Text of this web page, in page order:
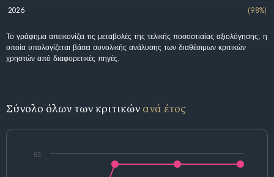
2026
(98%)
Το γράφημα απεικονίζει τις μεταβολές της τελικής ποσοστιαίας αξιολόγησης, η
οποία υπολογίζεται βάσει συνολικής ανάλυσης των διαθέσιμων κριτικών
χρηστών από διαφορετικές πηγές.
Σύνολο όλων των κριτικών ανά έτος
65